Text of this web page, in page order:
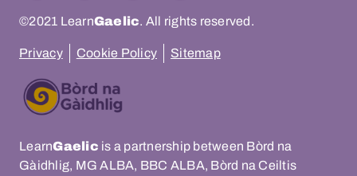
©2021 LearnGaelic. All rights reserved.
Privacy Cookie Policy Sitemap
LearnGaelic is a partnership between Bòrd na
Gàidhlig, MG ALBA, BBC ALBA, Bòrd na Ceiltis